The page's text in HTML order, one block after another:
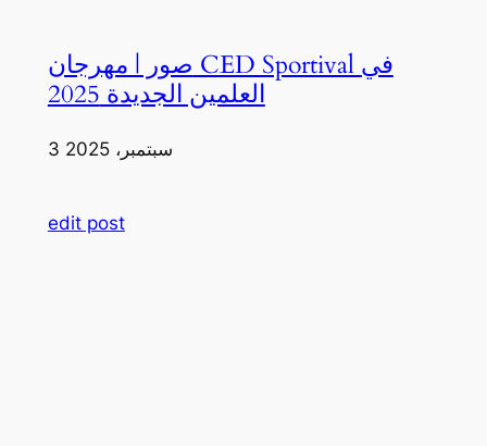
صور | مهرجان CED Sportival في
العلمين الجديدة 2025
3 سبتمبر، 2025
edit post